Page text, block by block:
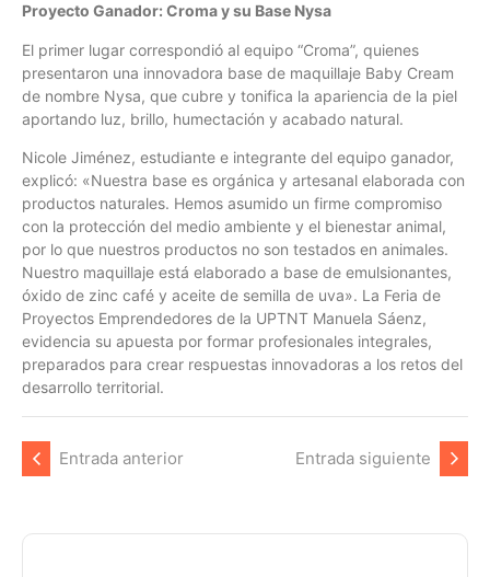
Proyecto Ganador: Croma y su Base Nysa
El primer lugar correspondió al equipo “Croma”, quienes
presentaron una innovadora base de maquillaje Baby Cream
de nombre Nysa, que cubre y tonifica la apariencia de la piel
aportando luz, brillo, humectación y acabado natural.
Nicole Jiménez, estudiante e integrante del equipo ganador,
explicó: «Nuestra base es orgánica y artesanal elaborada con
productos naturales. Hemos asumido un firme compromiso
con la protección del medio ambiente y el bienestar animal,
por lo que nuestros productos no son testados en animales.
Nuestro maquillaje está elaborado a base de emulsionantes,
óxido de zinc café y aceite de semilla de uva». La Feria de
Proyectos Emprendedores de la UPTNT Manuela Sáenz,
evidencia su apuesta por formar profesionales integrales,
preparados para crear respuestas innovadoras a los retos del
desarrollo territorial.
Entrada anterior Entrada siguiente